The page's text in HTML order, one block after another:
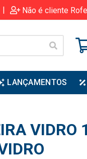
| Não é cliente
LANÇAMENTOS
VIDRO